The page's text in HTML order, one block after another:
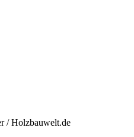
/ Holzbauwelt.de